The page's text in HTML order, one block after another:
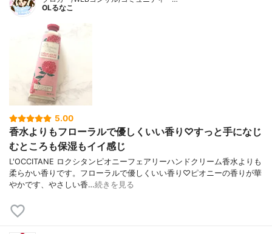
OLるなこ
5.00
香水よりもフローラルで優しくいい香り♡すっと手になじ
むところも保湿もイイ感じ
L'OCCITANE ロクシタンピオニーフェアリーハンドクリーム香水よりも
柔らかい香りです。フローラルで優しくいい香り♡ピオニーの香りが華
やかです、やさしい香…続きを見る